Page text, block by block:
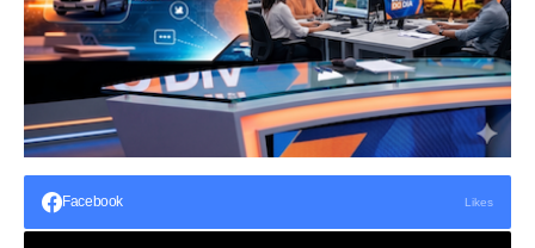
Facebook Likes